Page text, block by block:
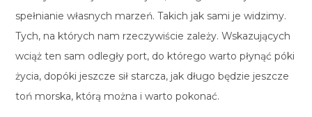
spełnianie własnych marzeń. Takich jak sami je widzimy.
Tych, na których nam rzeczywiście zależy. Wskazujących
wciąż ten sam odległy port, do którego warto płynąć póki
życia, dopóki jeszcze sił starcza, jak długo będzie jeszcze
toń morska, którą można i warto pokonać.